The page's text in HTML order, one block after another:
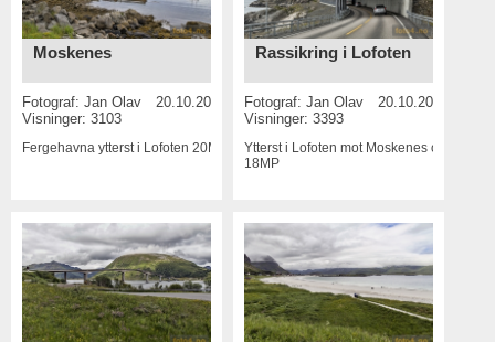
Moskenes
Fotograf: Jan Olav
20.10.2016
Visninger: 3103
Fergehavna ytterst i Lofoten 20MP
Rassikring i Lofoten
Fotograf:Jan Olav
20.10.2016
Visninger: 3393
Ytterst i Lofoten mot Moskenes og Å
18MP